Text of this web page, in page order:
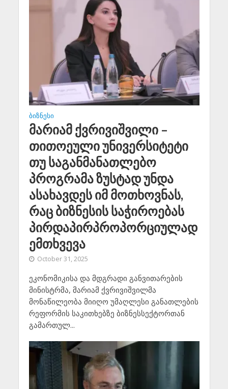
ᲑᲘᲖᲜᲔᲡᲘ
მარიამ ქვრივიშვილი –
თითოეული უნივერსიტეტი
თუ საგანმანათლებო
პროგრამა ზუსტად უნდა
ასახავდეს იმ მოთხოვნას,
რაც ბიზნესის საჭიროებას
პირდაპირპროპორციულად
ემთხვევა
October 31, 2025
ეკონომიკისა და მდგრადი განვითარების
მინისტრმა, მარიამ ქვრივიშვილმა
მონაწილეობა მიიღო უმაღლესი განათლების
რეფორმის საკითხებზე ბიზნესსექტორთან
გამართულ...